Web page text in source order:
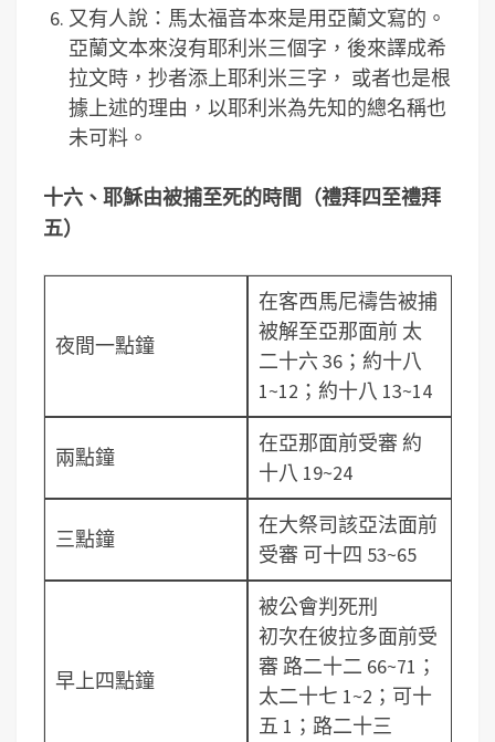
又有人說：馬太福音本來是用亞蘭文寫的。
亞蘭文本來沒有耶利米三個字，後來譯成希
拉文時，抄者添上耶利米三字， 或者也是根
據上述的理由，以耶利米為先知的總名稱也
未可料。
十六、耶穌由被捕至死的時間（禮拜四至禮拜
五）
夜間一點鐘
在客西馬尼禱告被捕
被解至亞那面前 太
二十六 36；約十八
1~12；約十八 13~14
兩點鐘
在亞那面前受審 約
十八 19~24
三點鐘
在大祭司該亞法面前
受審 可十四 53~65
早上四點鐘
被公會判死刑
初次在彼拉多面前受
審 路二十二 66~71；
太二十七 1~2；可十
五 1；路二十三